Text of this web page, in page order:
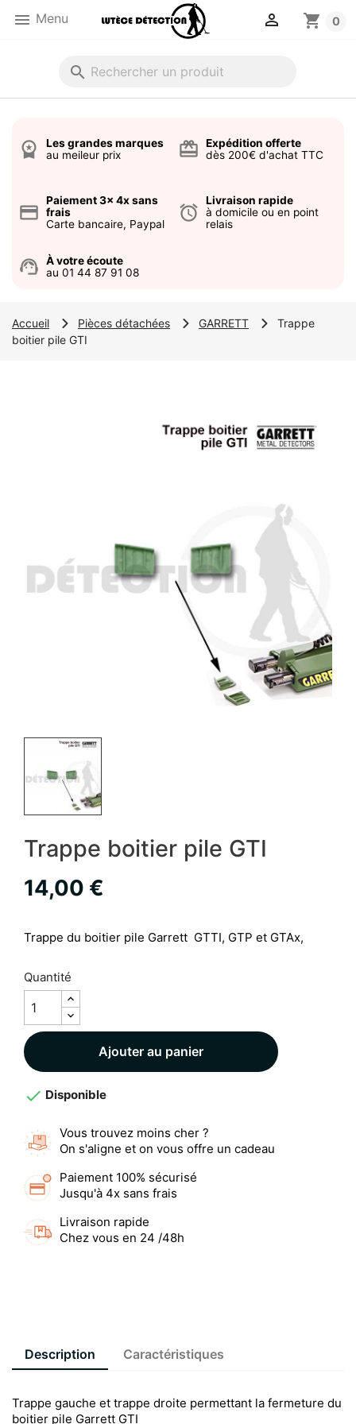
 Menu shopping_cart 0

search
workspace_premium
Les grandes marques
au meileur prix
card_giftcard
Expédition offerte
dès 200€ d'achat TTC
credit_card
Paiement 3x 4x sans
frais
Carte bancaire, Paypal
alarm
Livraison rapide
à domicile ou en point
relais
support_agent
À votre écoute
au 01 44 87 91 08
Accueil Pièces détachées GARRETT
Trappe
boitier pile GTI
Trappe boitier pile GTI
14,00 €
Trappe du boitier pile Garrett GTTI, GTP et GTAx,
Quantité
Ajouter au panier
 Disponible
Vous trouvez moins cher ?
On s'aligne et on vous offre un cadeau
Paiement 100% sécurisé
Jusqu'à 4x sans frais
Livraison rapide
Chez vous en 24 /48h
Description Caractéristiques
Trappe gauche et trappe droite permettant la fermeture du
boitier pile Garrett GTI